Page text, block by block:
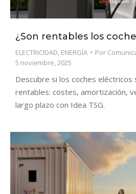
¿Son rentables los
ELECTRICIDAD, ENERGÍA Por
5 noviembre, 2025
Descubre si los coches eléctricos
rentables: costes, amortización,
largo plazo con Idea TSG.